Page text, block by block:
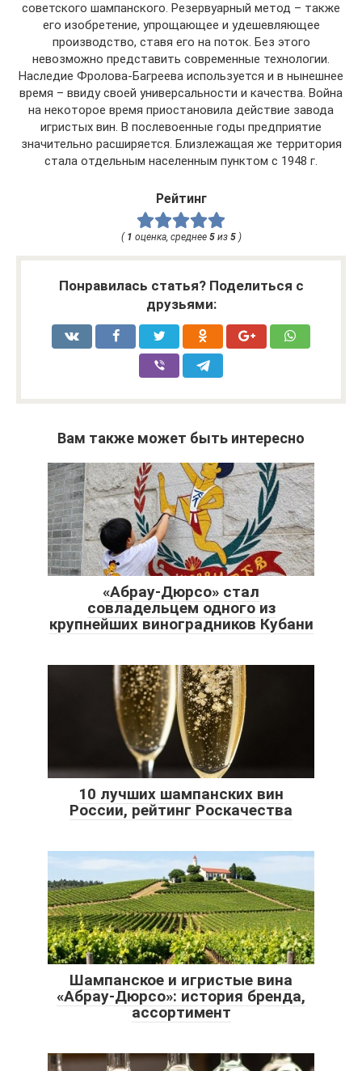
советского шампанского. Резервуарный метод – также
его изобретение, упрощающее и удешевляющее
производство, ставя его на поток. Без этого
невозможно представить современные технологии.
Наследие Фролова-Багреева используется и в нынешнее
время – ввиду своей универсальности и качества. Война
на некоторое время приостановила действие завода
игристых вин. В послевоенные годы предприятие
значительно расширяется. Близлежащая же территория
стала отдельным населенным пунктом с 1948 г.
Рейтинг
( 1 оценка, среднее 5из 5)
Понравилась статья? Поделиться с
друзьями:
Вам также может быть интересно
«Абрау-Дюрсо» стал
совладельцем одного из
крупнейших виноградников Кубани
10 лучших шампанских вин
России, рейтинг Роскачества
Шампанское и игристые вина
«Абрау-Дюрсо»: история бренда,
ассортимент